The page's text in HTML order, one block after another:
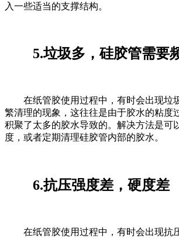
入一些适当的支撑结构。
5.垃圾多，硅胶管需要
在纸管胶使用过程中，有时会出现垃
繁清理的现象，这往往是由于胶水的粘度
积聚了太多的胶水导致的。解决方法是可
度，或者定期清理硅胶管内部的胶水。
6.抗压强度差，硬度差
在纸管胶使用过程中，有时会出现抗